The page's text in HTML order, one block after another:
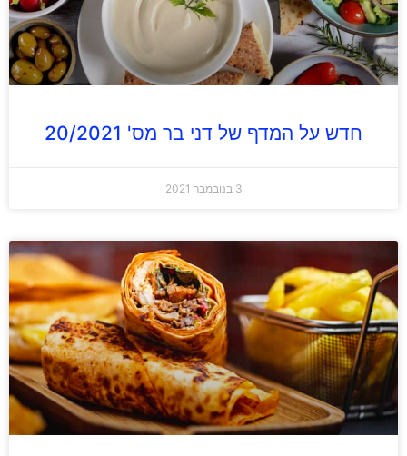
חדש על המדף של דני בר מס' 20/2021
3 בנובמבר 2021